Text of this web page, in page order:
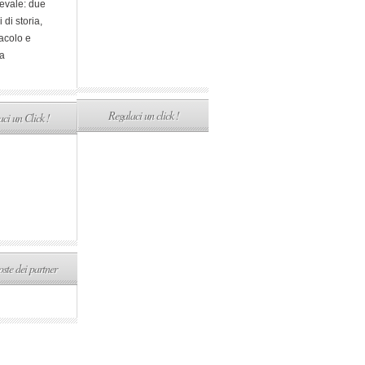
due
di storia,
e
un Click !
dei partner
Regalaci un click !